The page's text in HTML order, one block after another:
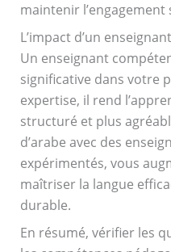
maintenir
L’impact d’un
Un enseignant
significative dans votre
expertise, il rend
structuré et plus
d’arabe avec des
expérimentés, vous
maîtriser la langue
durable.
En résumé, vérifier les